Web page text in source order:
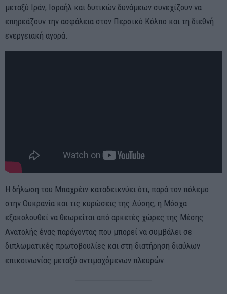
μεταξύ Ιράν, Ισραήλ και δυτικών δυνάμεων συνεχίζουν να
επηρεάζουν την ασφάλεια στον Περσικό Κόλπο και τη διεθνή
ενεργειακή αγορά.
Η δήλωση του Μπαχρέιν καταδεικνύει ότι, παρά τον πόλεμο
στην Ουκρανία και τις κυρώσεις της Δύσης, η Μόσχα
εξακολουθεί να θεωρείται από αρκετές χώρες της Μέσης
Ανατολής ένας παράγοντας που μπορεί να συμβάλει σε
διπλωματικές πρωτοβουλίες και στη διατήρηση διαύλων
επικοινωνίας μεταξύ αντιμαχόμενων πλευρών.